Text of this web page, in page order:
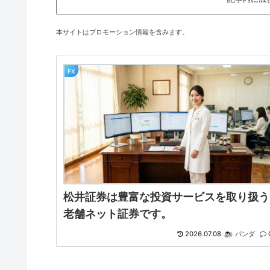
本サイトはプロモーション情報を含みます。
FX
松井証券は豊富な投資サービスを取り扱う
老舗ネット証券です。
2026.07.08 パンダ